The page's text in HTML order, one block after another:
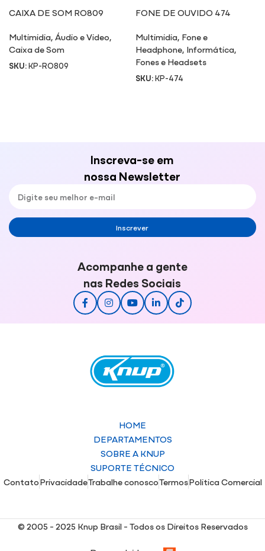
CAIXA DE SOM RO809
Multimidia,Áudio e Video,
Caixa de Som
SKU:KP-RO809
FONE DE OUVIDO 474
Multimidia, Fone e
Headphone, Informática,
Fones e Headsets
SKU:KP-474
Inscreva-se em
nossa Newsletter
Inscrever
Acompanhe a gente
nas Redes Sociais
HOME
DEPARTAMENTOS
SOBRE A KNUP
SUPORTE TÉCNICO
ContatoPrivacidadeTrabalhe conoscoTermosPolitica Comercial
© 2005 - 2025 Knup Brasil - Todos os Direitos Reservados